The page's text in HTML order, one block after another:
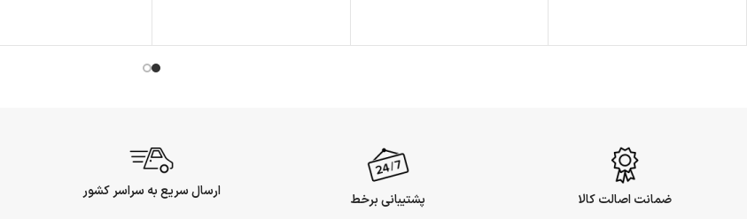
ضمانت اصالت کالا پشتیبانی برخط ارسال سریع به سراسر کشور